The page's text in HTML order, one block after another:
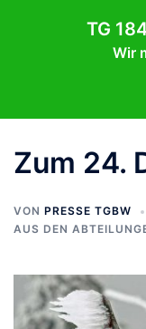
TG
Wir
Zum 24.
VON PRESSE TGBW
AUS DEN